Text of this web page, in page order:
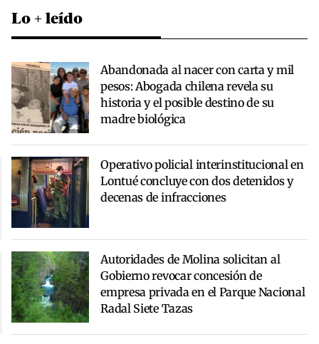
Lo + leído
Abandonada al nacer con carta y mil
pesos: Abogada chilena revela su
historia y el posible destino de su
madre biológica
Operativo policial interinstitucional en
Lontué concluye con dos detenidos y
decenas de infracciones
Autoridades de Molina solicitan al
Gobierno revocar concesión de
empresa privada en el Parque Nacional
Radal Siete Tazas